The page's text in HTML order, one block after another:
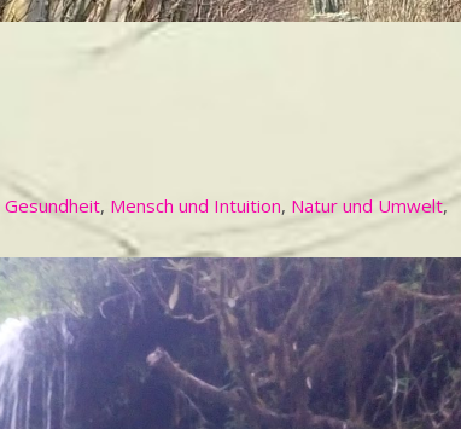
Gesundheit, Mensch und Intuition, Natur und Umwelt,